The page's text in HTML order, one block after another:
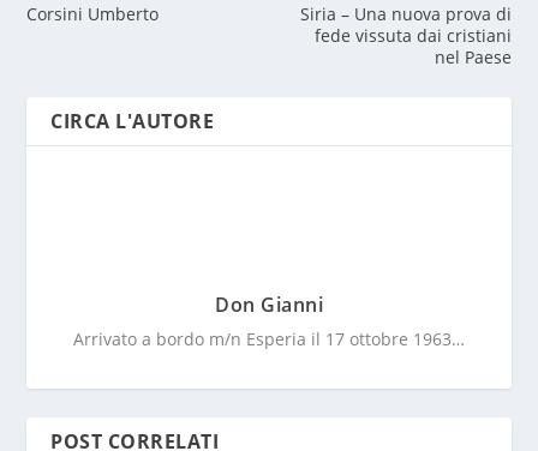
Corsini Umberto
Siria – Una nuova prova di
fede vissuta dai cristiani
nel Paese
CIRCA L'AUTORE
Don Gianni
Arrivato a bordo m/n Esperia il 17 ottobre 1963…
POST CORRELATI